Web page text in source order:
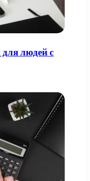
людей с